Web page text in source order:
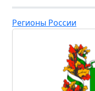
Регионы России